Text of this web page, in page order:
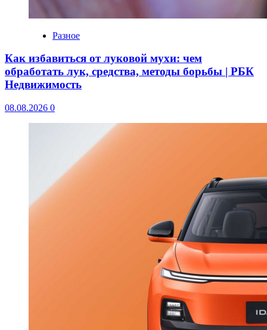
Разное
Как избавиться от луковой мухи: чем
обработать лук, средства, методы борьбы | РБК
Недвижимость
08.08.2026 0